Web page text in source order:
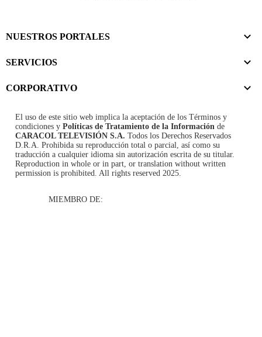
NUESTROS PORTALES
SERVICIOS
CORPORATIVO
El uso de este sitio web implica la aceptación de los Términos y
condiciones y Políticas de Tratamiento de la Información de
CARACOL TELEVISIÓN S.A. Todos los Derechos Reservados
D.R.A. Prohibida su reproducción total o parcial, así como su
traducción a cualquier idioma sin autorización escrita de su titular.
Reproduction in whole or in part, or translation without written
permission is prohibited. All rights reserved 2025.
MIEMBRO DE: